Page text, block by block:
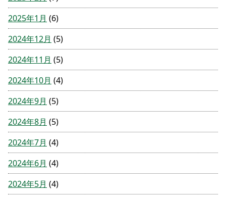
2025年1月 (6)
2024年12月 (5)
2024年11月 (5)
2024年10月 (4)
2024年9月 (5)
2024年8月 (5)
2024年7月 (4)
2024年6月 (4)
2024年5月 (4)